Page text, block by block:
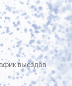
выездов